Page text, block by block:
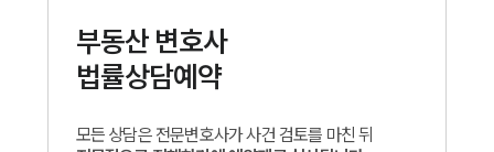
부동산변호사
법률상담예약
모든 상담은 전문변호사가 사건 검토를 마친 뒤